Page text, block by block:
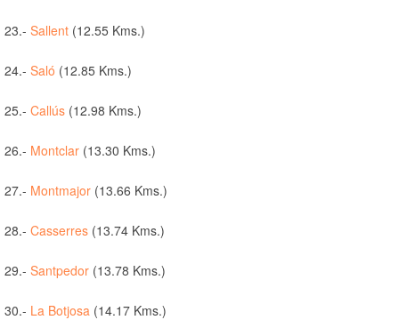
23.- Sallent (12.55 Kms.)
24.- Saló (12.85 Kms.)
25.- Callús (12.98 Kms.)
26.- Montclar (13.30 Kms.)
27.- Montmajor (13.66 Kms.)
28.- Casserres (13.74 Kms.)
29.- Santpedor (13.78 Kms.)
30.- La Botjosa (14.17 Kms.)